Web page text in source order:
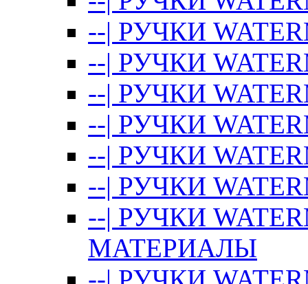
--| РУЧКИ
--| РУЧКИ
--| РУЧКИ
--| РУЧКИ
--| РУЧКИ
--| РУЧКИ
--| РУЧКИ
МАТЕРИАЛЫ